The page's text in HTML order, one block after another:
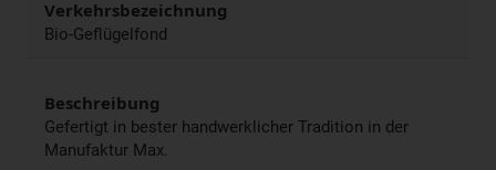
Verkehrsbezeichnung
Bio-Geflügelfond
Beschreibung
Gefertigt in bester handwerklicher Tradition in der
Manufaktur Max.